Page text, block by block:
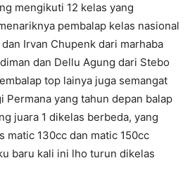
mengikuti 12 kelas yang
pembalap kelas nasional
Irvan Chupenk dari marhaba
dan Dellu Agung dari Stebo
top lainya juga semangat
Permana yang tahun depan balap
juara 1 dikelas berbeda, yang
matic 130cc dan matic 150cc
baru kali ini lho turun dikelas